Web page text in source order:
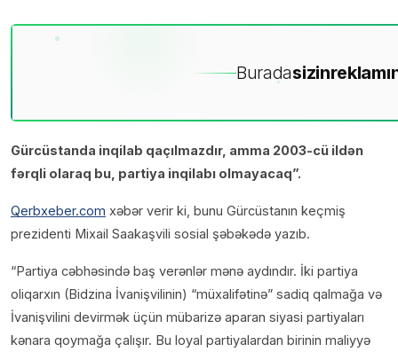
Buradasizin
Gürcüstanda inqilab qaçılmazdır, amma 2003-cü ildən
fərqli olaraq bu, partiya inqilabı olmayacaq”.
Qerbxeber.com xəbər verir ki, bunu Gürcüstanın keçmiş
prezidenti Mixail Saakaşvili sosial şəbəkədə yazıb.
“Partiya cəbhəsində baş verənlər mənə aydındır. İki partiya
oliqarxın (Bidzina İvanişvilinin) “müxalifətinə” sadiq qalmağa və
İvanişvilini devirmək üçün mübarizə aparan siyasi partiyaları
kənara qoymağa çalışır. Bu loyal partiyalardan birinin maliyyə